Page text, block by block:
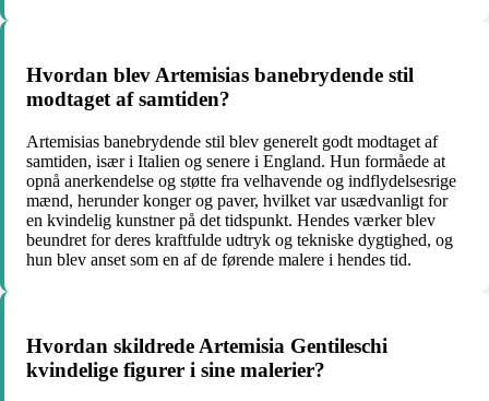
Hvordan blev Artemisias banebrydende stil
modtaget af samtiden?
Artemisias banebrydende stil blev generelt godt modtaget af
samtiden, især i Italien og senere i England. Hun formåede at
opnå anerkendelse og støtte fra velhavende og indflydelsesrige
mænd, herunder konger og paver, hvilket var usædvanligt for
en kvindelig kunstner på det tidspunkt. Hendes værker blev
beundret for deres kraftfulde udtryk og tekniske dygtighed, og
hun blev anset som en af ​​de førende malere i hendes tid.
Hvordan skildrede Artemisia Gentileschi
kvindelige figurer i sine malerier?